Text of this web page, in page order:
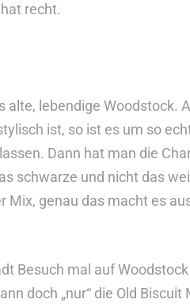
recht.
alte, lebendige Woodstock.
ist, so ist es um so
Dann hat man die
schwarze und nicht das
Mix, genau das macht es
Besuch mal auf
doch „nur“ die Old Biscuit